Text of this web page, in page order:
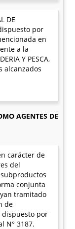
DE
por
en
a la
Y PESCA,
alcanzados
AGENTES DE
carácter de
del
conjunta
tramitado
de
dispuesto por
N° 3187.